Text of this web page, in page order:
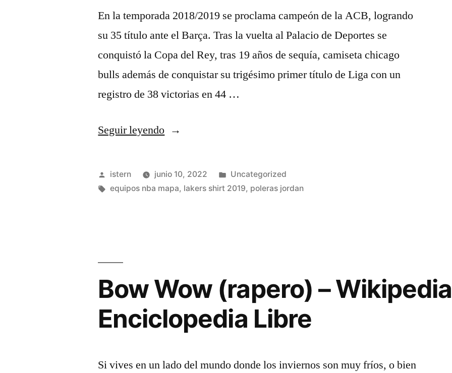
En la temporada 2018/2019 se proclama campeón de la ACB, logrando
su 35 título ante el Barça. Tras la vuelta al Palacio de Deportes se
conquistó la Copa del Rey, tras 19 años de sequía, camiseta chicago
bulls además de conquistar su trigésimo primer título de Liga con un
registro de 38 victorias en 44 …
Seguir leyendo«Arde
Amenazas
De
Un
Clásico
En
Abismo»
Publicado
por
istern junio 10, 2022
Publicado
en
Uncategorized
Etiquetas:
equipos nba mapa, lakers shirt 2019, poleras jordan
Bow Wow (rapero) –
Enciclopedia Libre
Si vives en un lado del mundo donde los inviernos son muy fríos, o bien